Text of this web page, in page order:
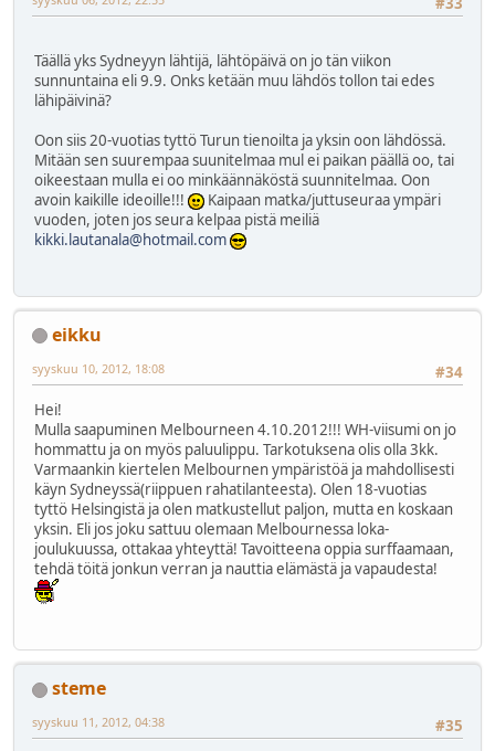
Täällä yks Sydneyyn lähtijä, lähtöpäivä on jo tän viikon
sunnuntaina eli 9.9. Onks ketään muu lähdös tollon tai edes
lähipäivinä?
Oon siis 20-vuotias tyttö Turun tienoilta ja yksin oon lähdössä.
Mitään sen suurempaa suunitelmaa mul ei paikan päällä oo, tai
oikeestaan mulla ei oo minkäännäköstä suunnitelmaa. Oon
avoin kaikille ideoille!!!
Kaipaan matka/juttuseuraa ympäri
vuoden, joten jos seura kelpaa pistä meiliä
kikki.lautanala@hotmail.com
eikku
#34
syyskuu 10, 2012, 18:08
Hei!
Mulla saapuminen Melbourneen 4.10.2012!!! WH-viisumi on jo
hommattu ja on myös paluulippu. Tarkotuksena olis olla 3kk.
Varmaankin kiertelen Melbournen ympäristöä ja mahdollisesti
käyn Sydneyssä(riippuen rahatilanteesta). Olen 18-vuotias
tyttö Helsingistä ja olen matkustellut paljon, mutta en koskaan
yksin. Eli jos joku sattuu olemaan Melbournessa loka-
joulukuussa, ottakaa yhteyttä! Tavoitteena oppia surffaamaan,
tehdä töitä jonkun verran ja nauttia elämästä ja vapaudesta!
steme
#35
syyskuu 11, 2012, 04:38